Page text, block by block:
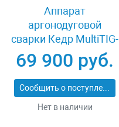
Аппарат
аргонодуговой
сварки Кедр MultiTIG-
2500P-3 DC 8008477
69 900 руб.
Сообщить о поступлении
Нет в наличии